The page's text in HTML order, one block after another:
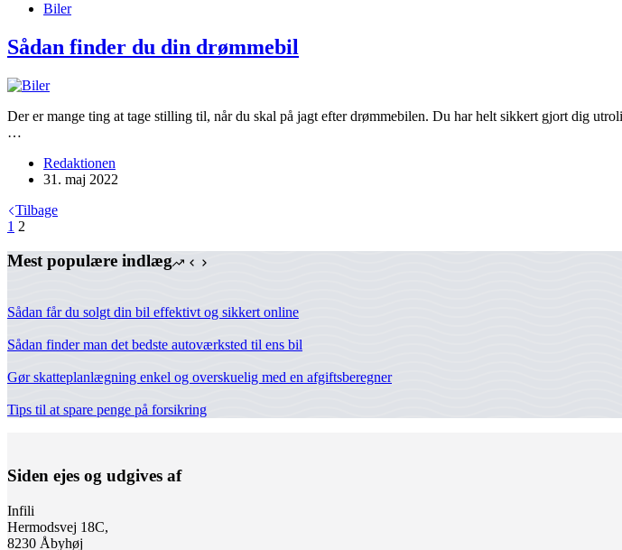
Biler
Sådan finder du din drømmebil
Der er mange ting at tage stilling til, når du skal på jagt efter drømmebilen. Du har helt sikkert gjort dig
…
Redaktionen
31. maj 2022
Tilbage
1 2
Mest populære indlæg
Sådan får du solgt din bil effektivt og sikkert online
Sådan finder man det bedste autoværksted til ens bil
Gør skatteplanlægning enkel og overskuelig med en afgiftsberegner
Tips til at spare penge på forsikring
Siden ejes og udgives af
Infili
Hermodsvej 18C,
8230 Åbyhøj